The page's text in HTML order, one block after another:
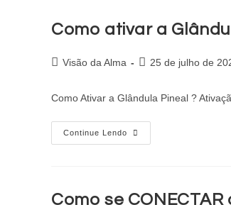
Como ativar a
Visão da Alma 25 de julho de
Como Ativar a Glândula Pineal ?
Continue Lendo
Como se